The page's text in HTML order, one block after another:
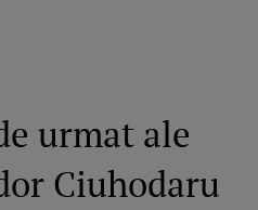
urmat ale
Ciuhodaru